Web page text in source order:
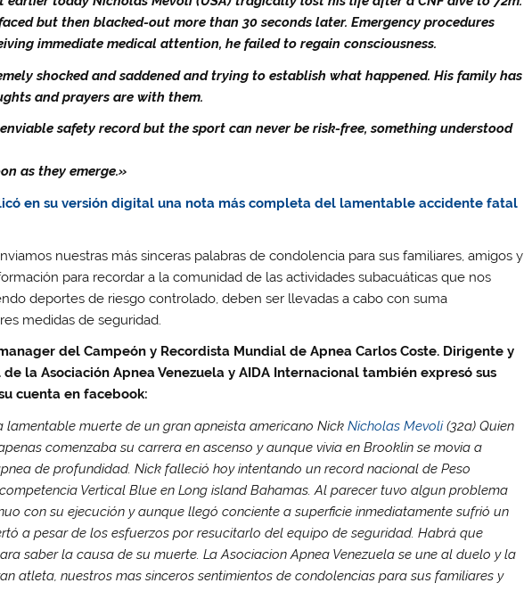
but then blacked-out more than 30 seconds later. Emergency procedures
immediate medical attention, he failed to regain consciousness.
shocked and saddened and trying to establish what happened. His family has
and prayers are with them.
safety record but the sport can never be risk-free, something understood
as they emerge.»
en su versión digital una nota más completa del lamentable accidente fatal
nuestras más sinceras palabras de condolencia para sus familiares, amigos y
para recordar a la comunidad de las actividades subacuáticas que nos
deportes de riesgo controlado, deben ser llevadas a cabo con suma
medidas de seguridad.
del Campeón y Recordista Mundial de Apnea Carlos Coste. Dirigente y
la Asociación Apnea Venezuela y AIDA Internacional también expresó sus
cuenta en facebook:
muerte de un gran apneista americano NickNicholas Mevoli(32a) Quien
comenzaba su carrera en ascenso y aunque vivia en Brooklin se movia a
de profundidad. Nick falleció hoy intentando un record nacional de Peso
Vertical Blue en Long island Bahamas. Al parecer tuvo algun problema
con su ejecución y aunque llegó conciente a superficie inmediatamente sufrió un
a pesar de los esfuerzos por resucitarlo del equipo de seguridad. Habrá que
saber la causa de su muerte. La Asociacion Apnea Venezuela se une al duelo y la
atleta, nuestros mas sinceros sentimientos de condolencias para sus familiares y